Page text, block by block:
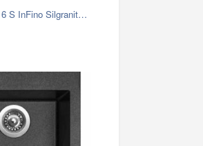
S InFino Silgranit…